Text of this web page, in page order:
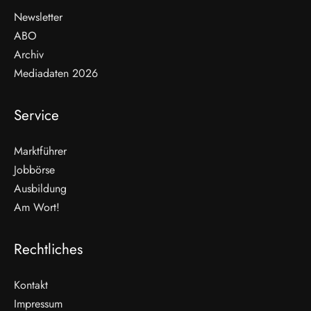
Newsletter
ABO
Archiv
Mediadaten 2026
Service
Marktführer
Jobbörse
Ausbildung
Am Wort!
Rechtliches
Kontakt
Impressum